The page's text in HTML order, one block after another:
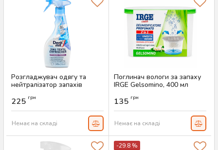
Розгладжувач одягу та
нейтралізатор запахів
500 мл
Артикул:AS-00694
225 грн
Немає на складі
Поглинач вологи за запаху
IRGE Gelsomino, 400 мл
135 грн
Немає на складі
-29.8 %